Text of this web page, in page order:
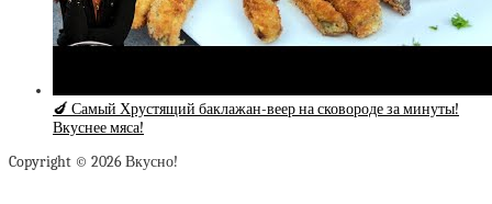
🍆 Самый Хрустящий баклажан-веер на сковороде за минуты!
Вкуснее мяса!
Copyright © 2026 Вкусно!